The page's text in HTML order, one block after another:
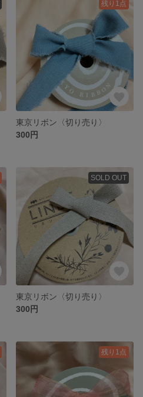
残り1点
東京リボン〈切り売り〉
300円
SOLD OUT
東京リボン〈切り売り〉
300円
残り1点